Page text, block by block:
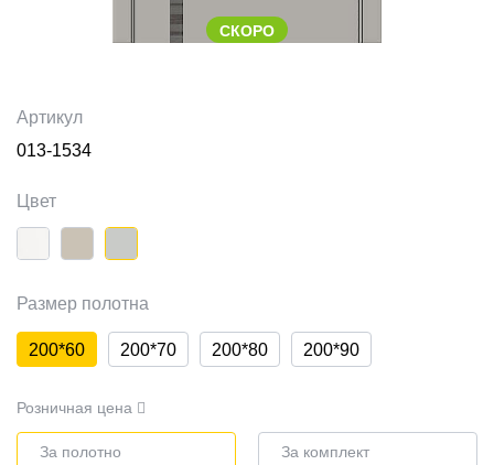
СКОРО
Артикул
013-1534
Цвет
Размер полотна
200*60 200*70 200*80 200*90
Розничная цена
За полотно За комплект